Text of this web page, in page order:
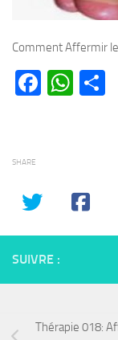
Comment Affermir
SHARE
SUIVRE :
Thérapie 018: